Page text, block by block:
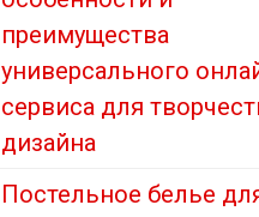
преимущества
универсального
сервиса для
дизайна
Постельное белье